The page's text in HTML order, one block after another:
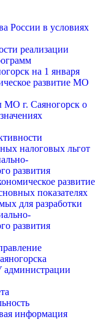
России в условиях
реализации
на 1 января
развитие МО
МО г. Саяногорск о
налоговых льгот
развития
развитие
показателях
для разработки
развития
администрации
информация